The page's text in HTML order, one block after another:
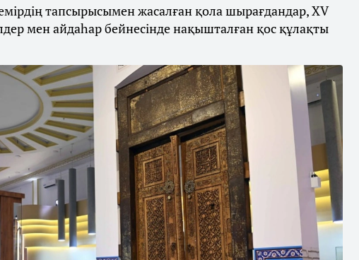
тапсырысымен жасалған қола шырағдандар, XV
мен айдаһар бейнесінде нақышталған қос құлақты